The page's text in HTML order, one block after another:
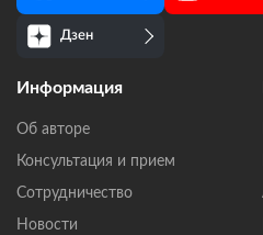
Дзен
Информация
Об авторе
Консультация и прием
Сотрудничество
Новости